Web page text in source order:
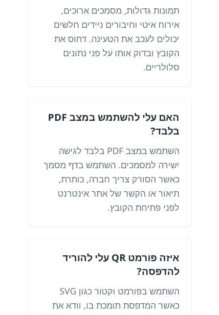
תמונות גדולות, מסמכים ארוכים,
אירוח איטי וחיבורים ניידים חלשים
יכולים לעכב את הטעינה. דחוס את
הקובץ ובדוק אותו על פני נתונים
סלולריים.
האם עלי להשתמש במצב PDF
בלבד?
השתמש במצב PDF בלבד לגישה
ישירה למסמכים. השתמש בדף מסמך
כאשר הסורק צריך חברה, כותרת,
תיאור או הקשר של אתר אינטרנט
לפני פתיחת הקובץ.
איזה פורמט QR עלי להוריד
להדפסה?
השתמש בפורמט וקטור כגון SVG
כאשר המדפסת תומכת בו, וודא את